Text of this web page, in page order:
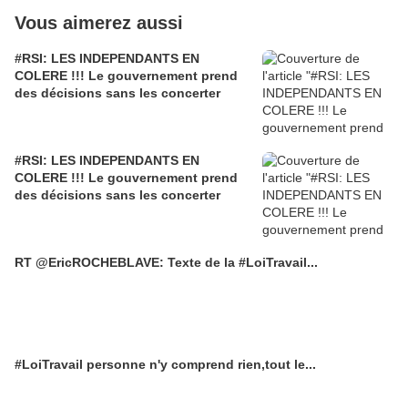
Vous aimerez aussi
#RSI: LES INDEPENDANTS EN
COLERE !!! Le gouvernement prend
des décisions sans les concerter
#RSI: LES INDEPENDANTS EN
COLERE !!! Le gouvernement prend
des décisions sans les concerter
RT @EricROCHEBLAVE: Texte de la #LoiTravail...
#LoiTravail personne n'y comprend rien,tout le...